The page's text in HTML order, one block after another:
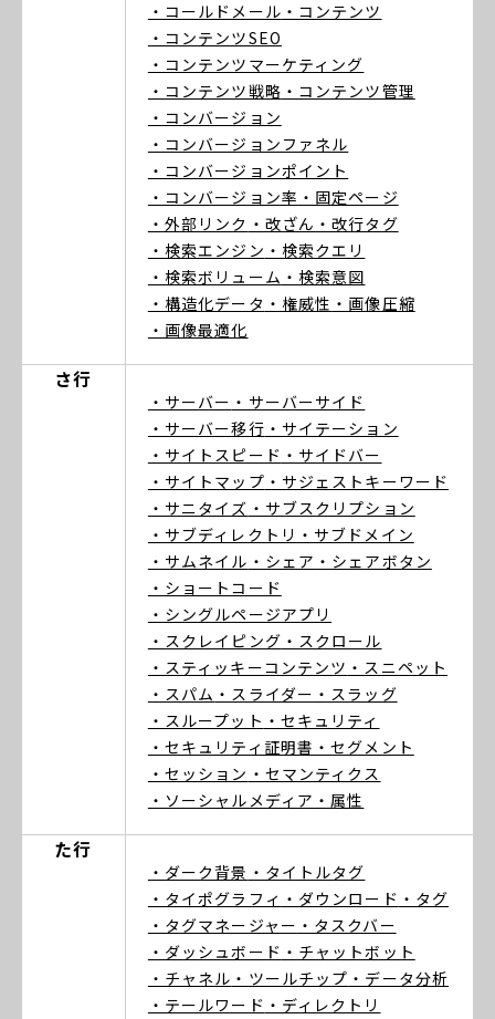
・コールドメール ・コンテンツ
・コンテンツSEO
・コンテンツマーケティング
・コンテンツ戦略 ・コンテンツ管理
・コンバージョン
・コンバージョンファネル
・コンバージョンポイント
・コンバージョン率 ・固定ページ
・外部リンク ・改ざん ・改行タグ
・検索エンジン ・検索クエリ
・検索ボリューム ・検索意図
・構造化データ ・権威性 ・画像圧縮
・画像最適化
さ行
・サーバー ・サーバーサイド
・サーバー移行 ・サイテーション
・サイトスピード ・サイドバー
・サイトマップ ・サジェストキーワード
・サニタイズ ・サブスクリプション
・サブディレクトリ ・サブドメイン
・サムネイル ・シェア ・シェアボタン
・ショートコード
・シングルページアプリ
・スクレイピング ・スクロール
・スティッキーコンテンツ ・スニペット
・スパム ・スライダー ・スラッグ
・スループット ・セキュリティ
・セキュリティ証明書 ・セグメント
・セッション ・セマンティクス
・ソーシャルメディア ・属性
た行
・ダーク背景 ・タイトルタグ
・タイポグラフィ ・ダウンロード ・タグ
・タグマネージャー ・タスクバー
・ダッシュボード ・チャットボット
・チャネル ・ツールチップ ・データ分析
・テールワード ・ディレクトリ